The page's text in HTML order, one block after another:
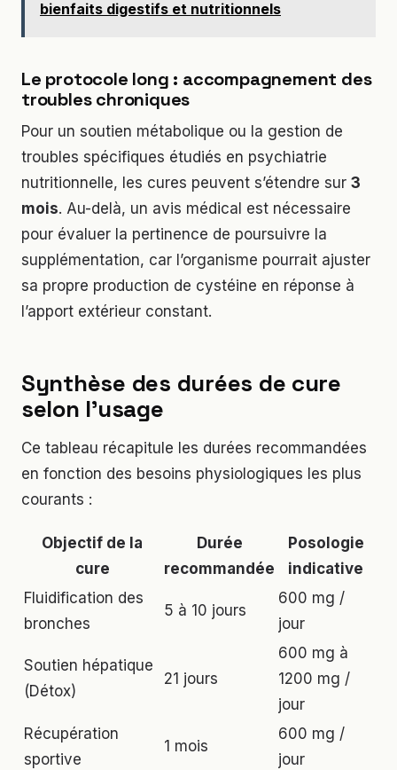
bienfaits digestifs et nutritionnels
Le protocole long : accompagnement des
troubles chroniques
Pour un soutien métabolique ou la gestion de
troubles spécifiques étudiés en psychiatrie
nutritionnelle, les cures peuvent s’étendre sur 3
mois. Au-delà, un avis médical est nécessaire
pour évaluer la pertinence de poursuivre la
supplémentation, car l’organisme pourrait ajuster
sa propre production de cystéine en réponse à
l’apport extérieur constant.
Synthèse des durées de cure
selon l’usage
Ce tableau récapitule les durées recommandées
en fonction des besoins physiologiques les plus
courants :
Objectif de la
cure
Durée
recommandée
Posologie
indicative
Fluidification des
bronches
5 à 10 jours
600 mg /
jour
Soutien hépatique
(Détox)
21 jours
600 mg à
1200 mg /
jour
Récupération
sportive
1 mois
600 mg /
jour